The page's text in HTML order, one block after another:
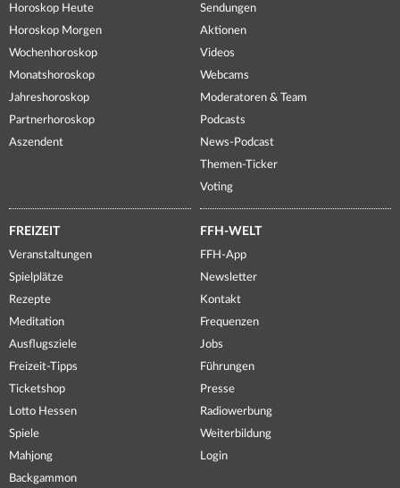
Horoskop Heute
Horoskop Morgen
Wochenhoroskop
Monatshoroskop
Jahreshoroskop
Partnerhoroskop
Aszendent
Sendungen
Aktionen
Videos
Webcams
Moderatoren & Team
Podcasts
News-Podcast
Themen-Ticker
Voting
FREIZEIT
Veranstaltungen
Spielplätze
Rezepte
Meditation
Ausflugsziele
Freizeit-Tipps
Ticketshop
Lotto Hessen
Spiele
Mahjong
Backgammon
FFH-WELT
FFH-App
Newsletter
Kontakt
Frequenzen
Jobs
Führungen
Presse
Radiowerbung
Weiterbildung
Login